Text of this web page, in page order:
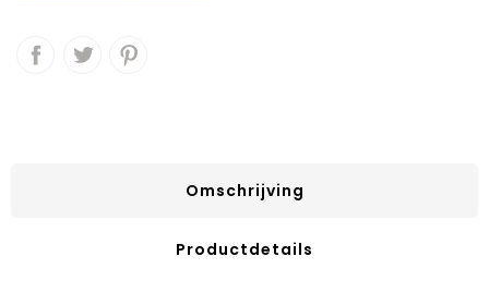
Omschrijving
Productdetails